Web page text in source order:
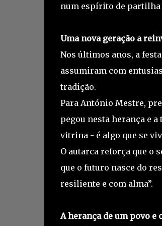
num espírito de partilha
Uma nova geração a
Nos últimos anos, a
assumiram com
tradição.
Para António Mestre,
pegou nesta herança e
vitrina - é algo que se
O autarca reforça que o
que o futuro nasce do
resiliente e com alma”.
A herança de um povo